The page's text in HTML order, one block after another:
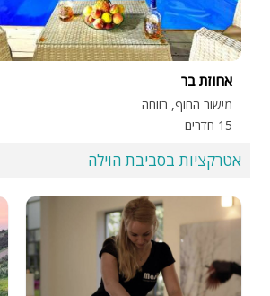
אחוזת בר
מישור החוף, רווחה
15 חדרים
אטרקציות בסביבת הוילה